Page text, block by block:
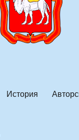
История